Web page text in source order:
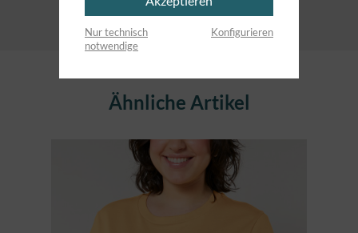
Produktgalerie überspringenÄhnliche Artikel
Nur technisch
notwendige
Konfigurieren